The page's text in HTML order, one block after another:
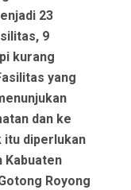
23
9
kurang
yang
dan ke
itu diperlukan
Kabuaten
Royong